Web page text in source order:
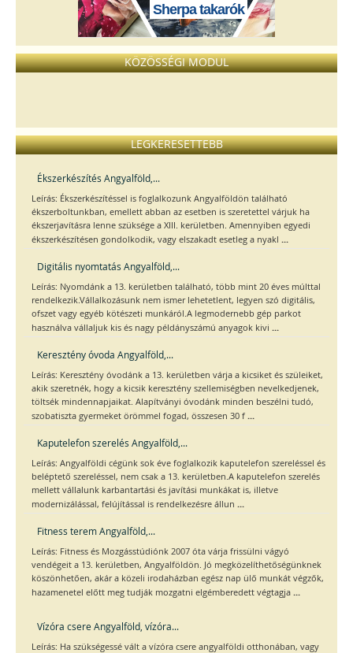
Sherpa takarók
KÖZÖSSÉGI MODUL
LEGKERESETTEBB
Ékszerkészítés Angyalföld,...
Leírás: Ékszerkészítéssel is foglalkozunk Angyalföldön található
ékszerboltunkban, emellett abban az esetben is szeretettel várjuk ha
ékszerjavításra lenne szüksége a XIII. kerületben. Amennyiben egyedi
ékszerkészítésen gondolkodik, vagy elszakadt esetleg a nyakl ...
Digitális nyomtatás Angyalföld,...
Leírás: Nyomdánk a 13. kerületben található, több mint 20 éves múlttal
rendelkezik.Vállalkozásunk nem ismer lehetetlent, legyen szó digitális,
ofszet vagy egyéb kötészeti munkáról.A legmodernebb gép parkot
használva vállaljuk kis és nagy példányszámú anyagok kivi ...
Keresztény óvoda Angyalföld,...
Leírás: Keresztény óvodánk a 13. kerületben várja a kicsiket és szüleiket,
akik szeretnék, hogy a kicsik keresztény szellemiségben nevelkedjenek,
töltsék mindennapjaikat. Alapítványi óvodánk minden beszélni tudó,
szobatiszta gyermeket örömmel fogad, összesen 30 f ...
Kaputelefon szerelés Angyalföld,...
Leírás: Angyalföldi cégünk sok éve foglalkozik kaputelefon szereléssel és
beléptető szereléssel, nem csak a 13. kerületben.A kaputelefon szerelés
mellett vállalunk karbantartási és javítási munkákat is, illetve
modernizálással, felújítással is rendelkezésre állun ...
Fitness terem Angyalföld,...
Leírás: Fitness és Mozgásstúdiónk 2007 óta várja frissülni vágyó
vendégeit a 13. kerületben, Angyalföldön. Jó megközelíthetőségünknek
köszönhetően, akár a közeli irodaházban egész nap ülő munkát végzők,
hazamenetel előtt meg tudják mozgatni elgémberedett végtagja ...
Vízóra csere Angyalföld, vízóra...
Leírás: Ha szükségessé vált a vízóra csere angyalföldi otthonában, vagy